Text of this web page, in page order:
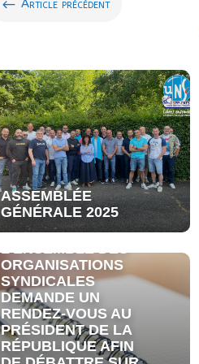
# Article précédent
ASSEMBLÉE
GÉNÉRALE 2025
L’ENSEMBLE DES
ORGANISATIONS
SYNDICALES
DEMANDE UN
RENDEZ-VOUS AU
PRÉSIDENT DE LA
RÉPUBLIQUE AFIN